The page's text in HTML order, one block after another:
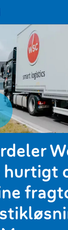
hurtigt